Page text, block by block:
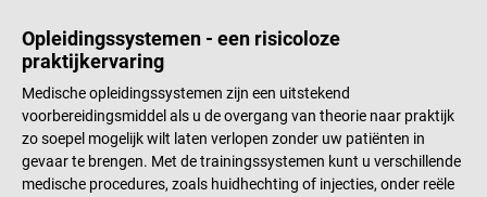
Opleidingssystemen - een risicoloze
praktijkervaring
Medische opleidingssystemen zijn een uitstekend
voorbereidingsmiddel als u de overgang van theorie naar praktijk
zo soepel mogelijk wilt laten verlopen zonder uw patiënten in
gevaar te brengen. Met de trainingssystemen kunt u verschillende
medische procedures, zoals huidhechting of injecties, onder reële